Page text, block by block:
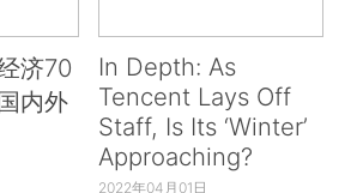
济70
内外
In Depth: As
Tencent Lays Off
Staff, Is Its ‘Winter’
Approaching?
2022年04月01日